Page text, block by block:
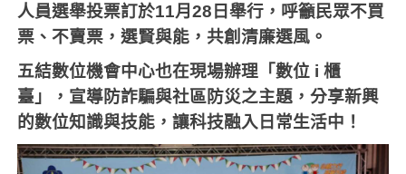
人員選舉投票訂於11月28日舉行，呼籲民眾不買
票、不賣票，選賢與能，共創清廉選風。
五結數位機會中心也在現場辦理「數位 i 櫃
臺」，宣導防詐騙與社區防災之主題，分享新興
的數位知識與技能，讓科技融入日常生活中！